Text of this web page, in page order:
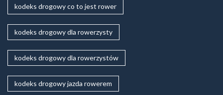
kodeks drogowy co to jest rower
kodeks drogowy dla rowerzysty
kodeks drogowy dla rowerzystów
kodeks drogowy jazda rowerem